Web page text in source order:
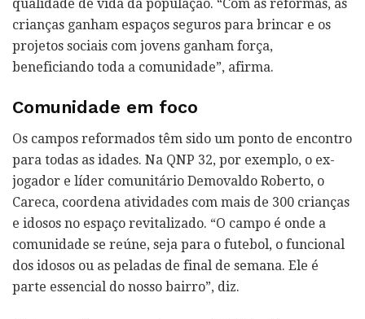
qualidade de vida da população. “Com as reformas, as
crianças ganham espaços seguros para brincar e os
projetos sociais com jovens ganham força,
beneficiando toda a comunidade”, afirma.
Comunidade em foco
Os campos reformados têm sido um ponto de encontro
para todas as idades. Na QNP 32, por exemplo, o ex-
jogador e líder comunitário Demovaldo Roberto, o
Careca, coordena atividades com mais de 300 crianças
e idosos no espaço revitalizado. “O campo é onde a
comunidade se reúne, seja para o futebol, o funcional
dos idosos ou as peladas de final de semana. Ele é
parte essencial do nosso bairro”, diz.